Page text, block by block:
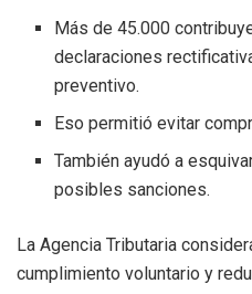
Más de 45.000
declaraciones
preventivo.
Eso permitió evitar
También ayudó a
posibles sanciones.
La Agencia Tributaria
cumplimiento voluntario y